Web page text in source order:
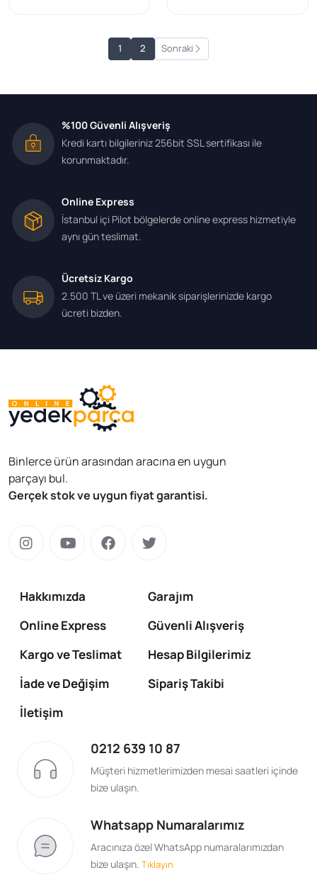
1 2 Sonraki
%100 Güvenli Alışveriş
Kredi kartı bilgileriniz 256bit SSL sertifikası ile
korunmaktadır.
Online Express
İstanbul içi Pilot bölgelerde online express hizmetiyle
aynı gün teslimat.
Ücretsiz Kargo
2.500 TL ve üzeri mekanik siparişlerinizde kargo
ücreti bizden.
Binlerce ürün arasından aracına en uygun
parçayı bul.
Gerçek stok ve uygun fiyat garantisi.
Hakkımızda
Garajım
Online Express
Güvenli Alışveriş
Kargo ve Teslimat
Hesap Bilgilerimiz
İade ve Değişim
Sipariş Takibi
İletişim
0212 639 10 87
Müşteri hizmetlerimizden mesai saatleri içinde
bize ulaşın.
Whatsapp Numaralarımız
Aracınıza özel WhatsApp numaralarımızdan
bize ulaşın. Tıklayın